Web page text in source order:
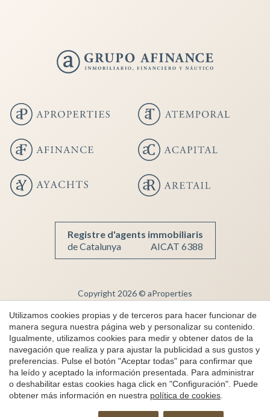
Registre d'agents immobiliaris
de Catalunya
AICAT 6388
Copyright 2026 © aProperties
Inmobiliaria de lujo
AICAT 6388
Aviso Legal
Política de Privacidad
Política de cookies
Canal de denuncias
Utilizamos cookies propias y de terceros para hacer funcionar de
manera segura nuestra página web y personalizar su contenido.
Igualmente, utilizamos cookies para medir y obtener datos de la
navegación que realiza y para ajustar la publicidad a sus gustos y
preferencias. Pulse el botón "Aceptar todas" para confirmar que
ha leído y aceptado la información presentada. Para administrar
o deshabilitar estas cookies haga click en "Configuración". Puede
obtener más información en nuestra política de cookies